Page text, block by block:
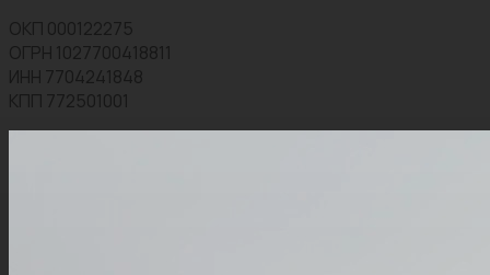
ОКП 000122275
ОГРН 1027700418811
ИНН 7704241848
КПП 772501001